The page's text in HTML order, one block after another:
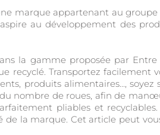
marque appartenant au groupe
au développement des
la gamme proposée par
recyclé. Transportez facilement
produits alimentaires...,
nombre de roues, afin de
pliables et
de la marque. Cet article peut